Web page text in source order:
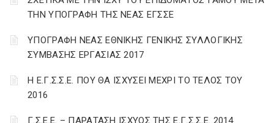
ΤΗΝ ΥΠΟΓΡΑΦΗ ΤΗΣ ΝΕΑΣ ΕΓΣΣΕ
ΥΠΟΓΡΑΦΗ ΝΕΑΣ ΕΘΝΙΚΗΣ ΓΕΝΙΚΗΣ ΣΥΛΛΟΓΙΚΗΣ
ΣΥΜΒΑΣΗΣ ΕΡΓΑΣΙΑΣ 2017
Η Ε.Γ.Σ.Σ.Ε. ΠΟΥ ΘΑ ΙΣΧΥΣΕΙ ΜΕΧΡΙ ΤΟ ΤΕΛΟΣ ΤΟΥ
2016
Γ.Σ.Ε.Ε. – ΠΑΡΑΤΑΣΗ ΙΣΧΥΟΣ ΤΗΣ Ε.Γ.Σ.Σ.Ε. 2014